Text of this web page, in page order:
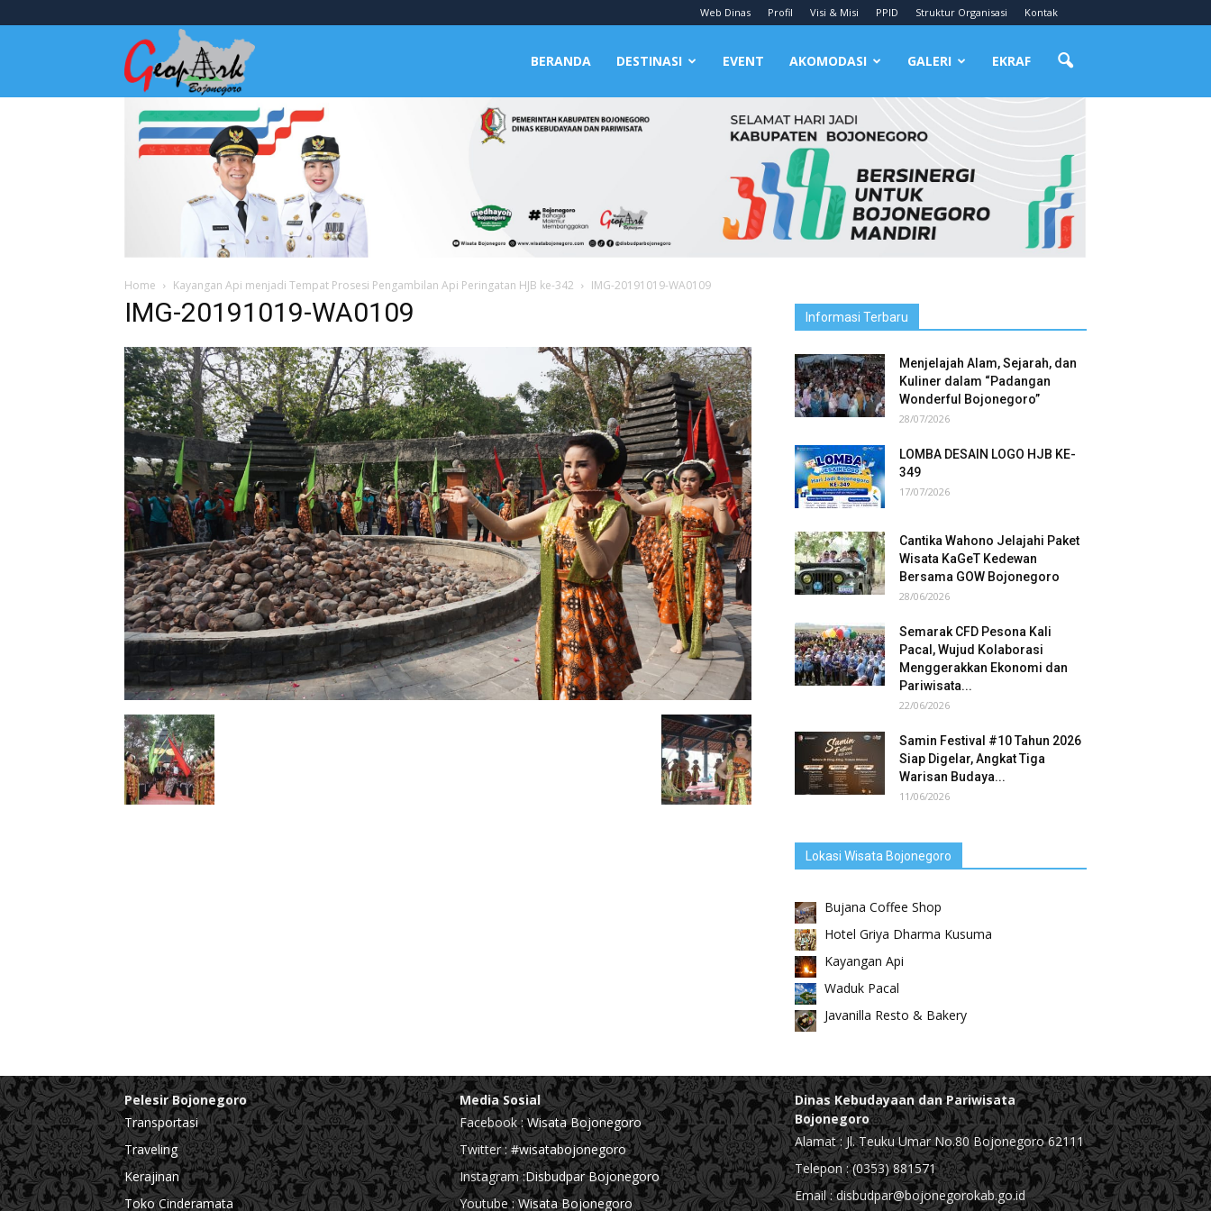
Web Dinas Profil Visi & Misi PPID Struktur Organisasi Kontak
Bojonegoro
BERANDA DESTINASI EVENT AKOMODASI GALERI EKRAF
Home Kayangan Api menjadi Tempat Prosesi Pengambilan Api Peringatan HJB ke-342 IMG-20191019-WA0109
IMG-20191019-WA0109 Informasi Terbaru
Menjelajah Alam, Sejarah, dan
Kuliner dalam “Padangan
Wonderful Bojonegoro”
28/07/2026
LOMBA DESAIN LOGO HJB KE-
349
17/07/2026
Cantika Wahono Jelajahi Paket
Wisata KaGeT Kedewan
Bersama GOW Bojonegoro
28/06/2026
Semarak CFD Pesona Kali
Pacal, Wujud Kolaborasi
Menggerakkan Ekonomi dan
Pariwisata...
22/06/2026
Samin Festival #10 Tahun 2026
Siap Digelar, Angkat Tiga
Warisan Budaya...
11/06/2026
Lokasi Wisata Bojonegoro
Bujana Coffee Shop
Hotel Griya Dharma Kusuma
Kayangan Api
Waduk Pacal
Javanilla Resto & Bakery
Pelesir Bojonegoro
Transportasi
Traveling
Kerajinan
Toko Cinderamata
Media Sosial
Facebook :Wisata Bojonegoro
Twitter :#wisatabojonegoro
Instagram :Disbudpar Bojonegoro
Youtube :Wisata Bojonegoro
Dinas Kebudayaan dan Pariwisata
Bojonegoro
Alamat : Jl. Teuku Umar No.80 Bojonegoro 62111
Telepon : (0353) 881571
Email : disbudpar@bojonegorokab.go.id